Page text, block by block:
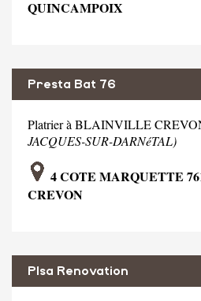
QUINCAMPOIX
Presta Bat 76
Platrier à BLAINVILLE
JACQUES-SUR-DARNéTAL)
4 COTE MARQUETTE
CREVON
Plsa Renovation